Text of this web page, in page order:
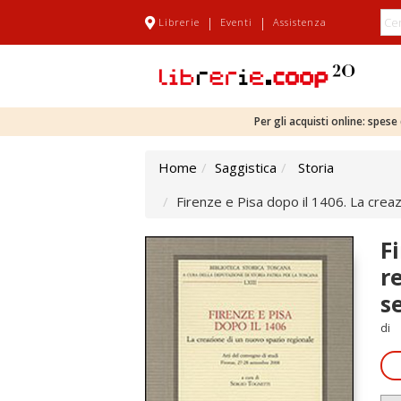
Librerie | Eventi | Assistenza
Per gli acquisti online:
Home Saggistica
Storia
Firenze e Pisa dopo il 1406. La
di